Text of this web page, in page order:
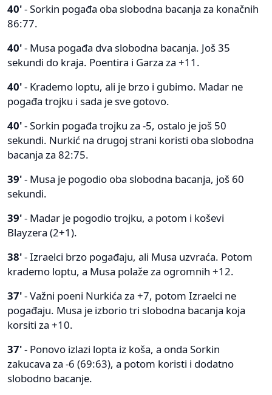
40'- Sorkin pogađa oba slobodna bacanja za konačnih
86:77.
40'- Musa pogađa dva slobodna bacanja. Još 35
sekundi do kraja. Poentira i Garza za +11.
40'- Krademo loptu, ali je brzo i gubimo. Madar ne
pogađa trojku i sada je sve gotovo.
40'- Sorkin pogađa trojku za -5, ostalo je još 50
sekundi. Nurkić na drugoj strani koristi oba slobodna
bacanja za 82:75.
39'- Musa je pogodio oba slobodna bacanja, još 60
sekundi.
39'- Madar je pogodio trojku, a potom i koševi
Blayzera (2+1).
38'- Izraelci brzo pogađaju, ali Musa uzvraća. Potom
krademo loptu, a Musa polaže za ogromnih +12.
37'- Važni poeni Nurkića za +7, potom Izraelci ne
pogađaju. Musa je izborio tri slobodna bacanja koja
korsiti za +10.
37'- Ponovo izlazi lopta iz koša, a onda Sorkin
zakucava za -6 (69:63), a potom koristi i dodatno
slobodno bacanje.